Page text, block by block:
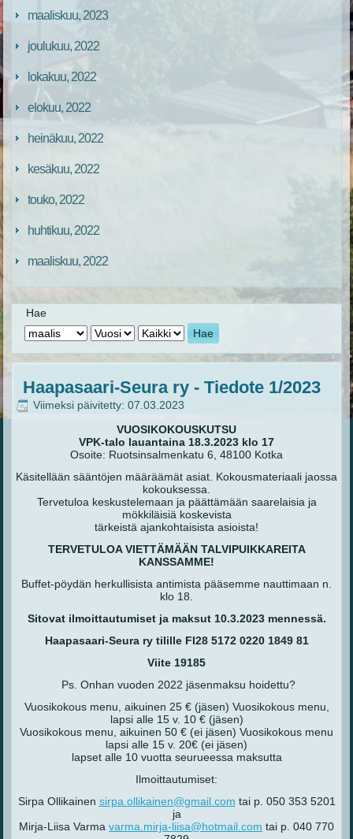
maaliskuu, 2023
joulukuu, 2022
lokakuu, 2022
elokuu, 2022
heinäkuu, 2022
kesäkuu, 2022
touko, 2022
huhtikuu, 2022
maaliskuu, 2022
Hae
Hae
Haapasaari-Seura ry - Tiedote 1/2023
Viimeksi päivitetty: 07.03.2023
VUOSIKOKOUSKUTSU
VPK-talo lauantaina 18.3.2023 klo 17
Osoite: Ruotsinsalmenkatu 6, 48100 Kotka
Käsitellään sääntöjen määräämät asiat. Kokousmateriaali jaossa
kokouksessa.
Tervetuloa keskustelemaan ja päättämään saarelaisia ja
mökkiläisiä koskevista
tärkeistä ajankohtaisista asioista!
TERVETULOA VIETTÄMÄÄN TALVIPUIKKAREITA
KANSSAMME!
Buffet-pöydän herkullisista antimista pääsemme nauttimaan n.
klo 18.
Sitovat ilmoittautumiset ja maksut 10.3.2023 mennessä.
Haapasaari-Seura ry tilille FI28 5172 0220 1849 81
Viite 19185
Ps. Onhan vuoden 2022 jäsenmaksu hoidettu?
Vuosikokous menu, aikuinen 25 € (jäsen) Vuosikokous menu,
lapsi alle 15 v. 10 € (jäsen)
Vuosikokous menu, aikuinen 50 € (ei jäsen) Vuosikokous menu
lapsi alle 15 v. 20€ (ei jäsen)
lapset alle 10 vuotta seurueessa maksutta
Ilmoittautumiset:
Sirpa Ollikainen sirpa.ollikainen@gmail.com tai p. 050 353 5201
ja
Mirja-Liisa Varma varma.mirja-liisa@hotmail.com tai p. 040 770